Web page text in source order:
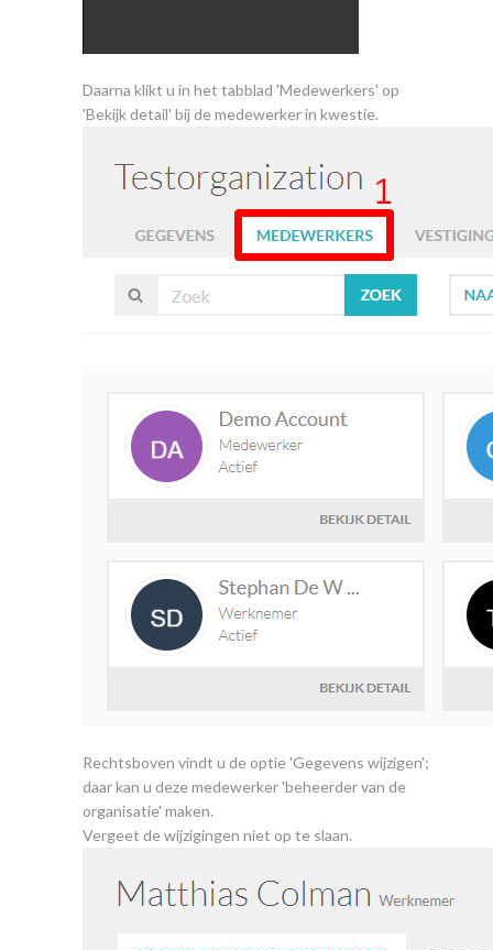
Daarna klikt u in het tabblad 'Medewerkers' op
'Bekijk detail' bij de medewerker in kwestie.
Rechtsboven vindt u de optie 'Gegevens wijzigen';
daar kan u deze medewerker 'beheerder van de
organisatie' maken.
Vergeet de wijzigingen niet op te slaan.